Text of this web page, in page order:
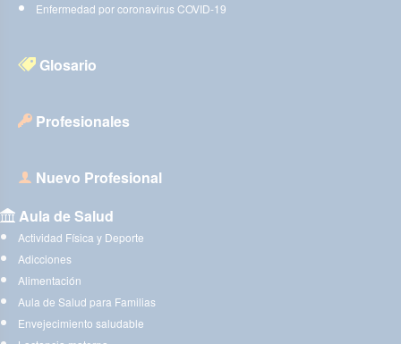
Enfermedad por coronavirus COVID-19
Glosario
Profesionales
Nuevo Profesional
Aula de Salud
Actividad Física y Deporte
Adicciones
Alimentación
Aula de Salud para Familias
Envejecimiento saludable